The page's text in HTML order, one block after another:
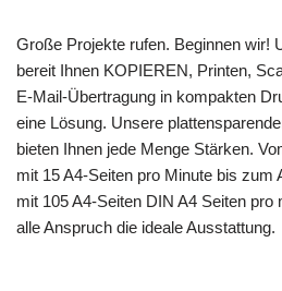
Große Projekte rufen. Beginnen wir!
bereit Ihnen KOPIEREN, Printen,
E-Mail-Übertragung in kompakten
eine Lösung. Unsere
bieten Ihnen jede Menge Stärken.
mit 15 A4-Seiten pro Minute bis zum
mit 105 A4-Seiten DIN A4 Seiten pro
alle Anspruch die ideale Ausstattung.